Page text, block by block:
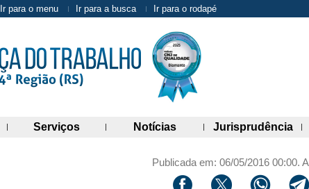
Ir para o menu Ir para a busca Ir para o rodapé
painel de links)
Serviços(abre painel de links)
Notícias(abre painel de links)
Jurisprudência
Publicada em: 06/05/2016 00:00.
Compartilhar via facebook
Compartilhar via